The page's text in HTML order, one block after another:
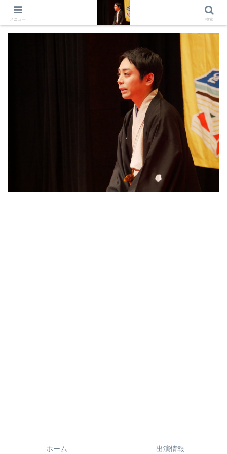
出演情報 出演依頼 日記 プロフィール
ホーム 出演情報
メニュー 検索